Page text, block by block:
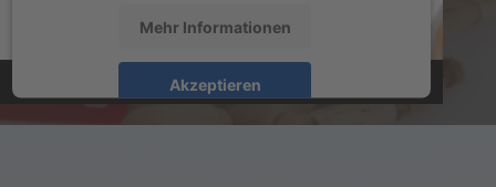
Mehr Informationen
Akzeptieren
powered byUsercentrics Consent Management